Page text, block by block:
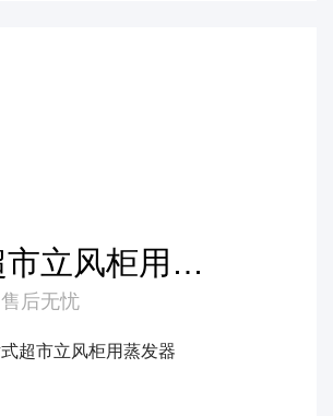
立风柜用蒸
后无忧
超市立风柜用蒸发器